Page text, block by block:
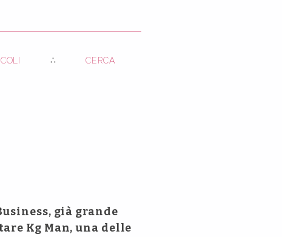
CERCA
già grande
Kg Man, una delle